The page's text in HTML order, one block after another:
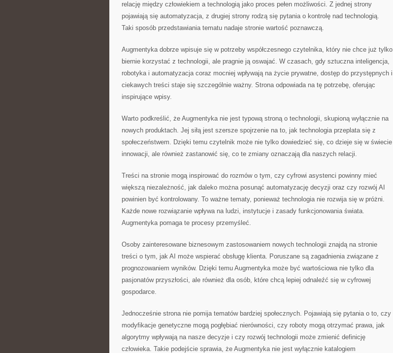
relację między człowiekiem a technologią jako proces pełen możliwości. Z jednej strony
pojawiają się automatyzacja, z drugiej strony rodzą się pytania o kontrolę nad technologią.
Taki sposób przedstawiania tematu nadaje stronie wartość poznawczą.
Augmentyka dobrze wpisuje się w potrzeby współczesnego czytelnika, który nie chce już tylko
biernie korzystać z technologii, ale pragnie ją oswajać. W czasach, gdy sztuczna inteligencja,
robotyka i automatyzacja coraz mocniej wpływają na życie prywatne, dostęp do przystępnych i
ciekawych treści staje się szczególnie ważny. Strona odpowiada na tę potrzebę, oferując
inspirujące wpisy.
Warto podkreślić, że Augmentyka nie jest typową stroną o technologii, skupioną wyłącznie na
nowych produktach. Jej siłą jest szersze spojrzenie na to, jak technologia przeplata się z
społeczeństwem. Dzięki temu czytelnik może nie tylko dowiedzieć się, co dzieje się w świecie
innowacji, ale również zastanowić się, co te zmiany oznaczają dla naszych relacji.
Treści na stronie mogą inspirować do rozmów o tym, czy cyfrowi asystenci powinny mieć
większą niezależność, jak daleko można posunąć automatyzację decyzji oraz czy rozwój AI
powinien być kontrolowany. To ważne tematy, ponieważ technologia nie rozwija się w próżni.
Każde nowe rozwiązanie wpływa na ludzi, instytucje i zasady funkcjonowania świata.
Augmentyka pomaga te procesy przemyśleć.
Osoby zainteresowane biznesowym zastosowaniem nowych technologii znajdą na stronie
treści o tym, jak AI może wspierać obsługę klienta. Poruszane są zagadnienia związane z
prognozowaniem wyników. Dzięki temu Augmentyka może być wartościowa nie tylko dla
pasjonatów przyszłości, ale również dla osób, które chcą lepiej odnaleźć się w cyfrowej
gospodarce.
Jednocześnie strona nie pomija tematów bardziej społecznych. Pojawiają się pytania o to, czy
modyfikacje genetyczne mogą pogłębiać nierówności, czy roboty mogą otrzymać prawa, jak
algorytmy wpływają na nasze decyzje i czy rozwój technologii może zmienić definicję
człowieka. Takie podejście sprawia, że Augmentyka nie jest wyłącznie katalogiem